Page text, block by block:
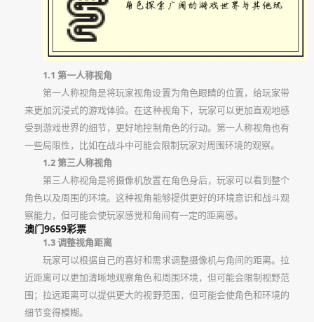
1.1 第一人称视角
第一人称视角是将玩家视角设置为角色眼睛的位置，给玩家带
来更加沉浸式的游戏体验。在这种视角下，玩家可以更加直观地感
受到游戏世界的细节，更好地控制角色的行动。第一人称视角也有
一些局限性，比如在战斗中可能会限制玩家对周围环境的观察。
1.2 第三人称视角
第三人称视角是将摄像机放置在角色身后，玩家可以看到整个
角色以及周围的环境。这种视角能够提供更好的环境意识和战斗观
察能力，但可能会使玩家感觉和角间有一定的距离感。
澳门9659彩票
1.3 调整视角距离
玩家可以根据自己的喜好和需求调整摄像机与角间的距离。拉
近距离可以更加清晰地观察角色和周围环境，但可能会限制视野范
围；拉远距离可以提供更大的视野范围，但可能会使角色和环境的
细节变得模糊。